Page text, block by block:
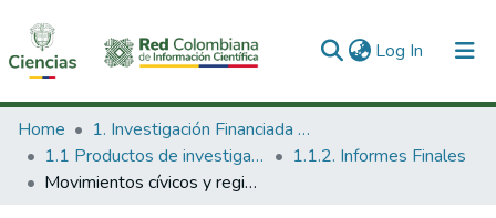
Log In (current)
Communities & Collections
All of DSpace
Home
1. Investigación Financiada con Recursos Públicos
1.1 Productos de investigación
1.1.2. Informes Finales
Movimientos cívicos y regiones, fase V : teoría, metodología y comparación.